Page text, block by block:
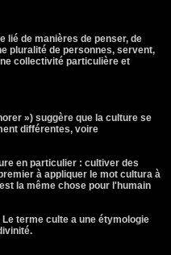
lié de manières de penser, de
pluralité de personnes, servent,
collectivité particulière et
») suggère que la culture se
différentes, voire
en particulier : cultiver des
à appliquer le mot cultura à
la même chose pour l'humain
terme culte a une étymologie